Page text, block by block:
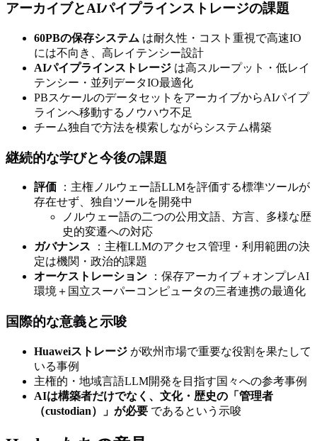
アーカイブとAIパイプラインストレージの課題
60PBの保存システム は耐久性・コスト重視で高速IO
には不向き、高レイテンシー設計
AIパイプラインストレージ は高スループット・低レイ
テンシー・並列データIO最適化
PBスケールのデータセットをアーカイブからAIパイプ
ラインへ移動するノウハウ不足
チーム独自で方法を模索しながらシステム構築
継続的な学びと今後の課題
評価 ：主権ノルウェー語LLMを評価する標準ツールが
存在せず、独自ツールを開発中
ノルウェー語の二つの公用文語、方言、多様な歴
史的変遷への対応
ガバナンス ：主権LLMのアクセス管理・利用範囲の決
定は機関・政治的課題
オーケストレーション ：保存アーカイブ＋オンプレAI
環境＋国立スーパーコンピュータの三者連携の最適化
国際的な意義と示唆
Huaweiストレージ が欧州市場で重要な役割を果たして
いる事例
主権的・地域言語LLM開発を目指す国々への参考事例
AIは構築者だけでなく、文化・歴史の「管理者
（custodian）」が必要 であるという示唆